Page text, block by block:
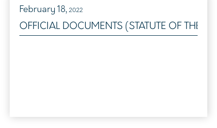
February 18, 2022
OFFICIAL DOCUMENTS (STATUTE OF THE